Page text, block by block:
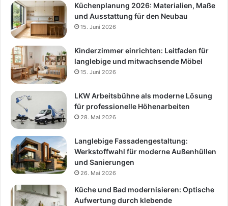
Küchenplanung 2026: Materialien, Maße
und Ausstattung für den Neubau
15. Juni 2026
Kinderzimmer einrichten: Leitfaden für
langlebige und mitwachsende Möbel
15. Juni 2026
LKW Arbeitsbühne als moderne Lösung
für professionelle Höhenarbeiten
28. Mai 2026
Langlebige Fassadengestaltung:
Werkstoffwahl für moderne Außenhüllen
und Sanierungen
26. Mai 2026
Küche und Bad modernisieren: Optische
Aufwertung durch klebende